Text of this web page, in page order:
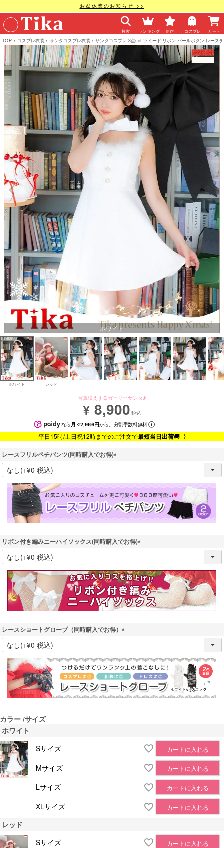
お盆休業のお知らせ >>
検索 ランキング 新作 コスプレ カート
TOP コスプレ衣装 サンタコスプレ衣装 サンタコスプレ 3点set ツイード リボン パールボタン レース
ホワイト
ホワイト レッド
写真映えするガーリーサンタ♪
¥ 8,900 税込
なら 月々2,966円から。分割手数料無料
平日15時/土日祝12時までのご注文で最短当日出荷🚚💨
レースフリルペチパンツ(同時購入でお得)
(
必
須
)
リボン付き編みニーハイソックス(同時購入でお得)
(
必
須
)
レースショートグローブ（同時購入でお得）
(
必
須
)
カラー サイズ
ホワイト
Sサイズ
カートに入れる
Mサイズ カートに入れる
Lサイズ カートに入れる
XLサイズ カートに入れる
レッド
Sサイズ
カートに入れる